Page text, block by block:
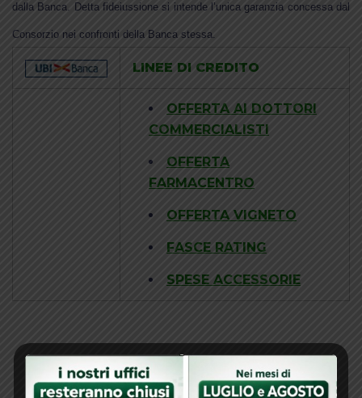
dalla Banca. Detta fideiussione si intende l’unica garanzia concessa dal
Consorzio nei confronti della Banca stessa.
LINEE DI CREDITO
OFFERTA AI DOTTORI
COMMERCIALISTI
OFFERTA
FARMACENTRO
OFFERTA VIGNETO
FASCE RATING
SPESE ACCESSORIE